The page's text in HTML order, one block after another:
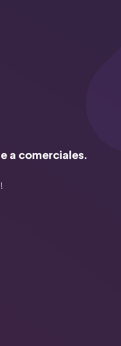
a comerciales.